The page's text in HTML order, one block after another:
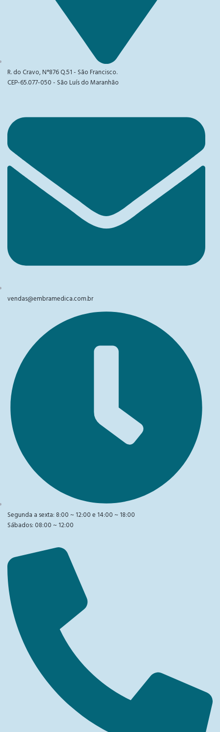
R. do Cravo, N°876 Q.51 - São Francisco.
CEP-65.077-050 - São Luís do Maranhão
vendas@embramedica.com.br
Segunda a sexta: 8:00 ~ 12:00 e 14:00 ~ 18:00
Sábados: 08:00 ~ 12:00